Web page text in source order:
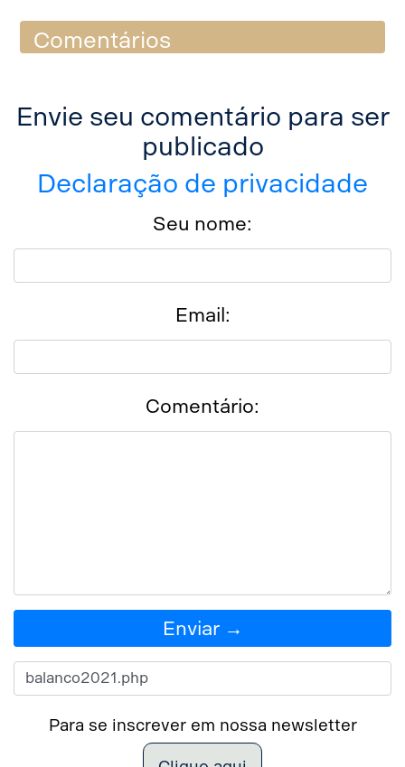
Comentários
Envie seu comentário para ser
publicado
Declaração de privacidade
Seu nome:
Email:
Comentário:
Enviar →
Para se inscrever em nossa newsletter